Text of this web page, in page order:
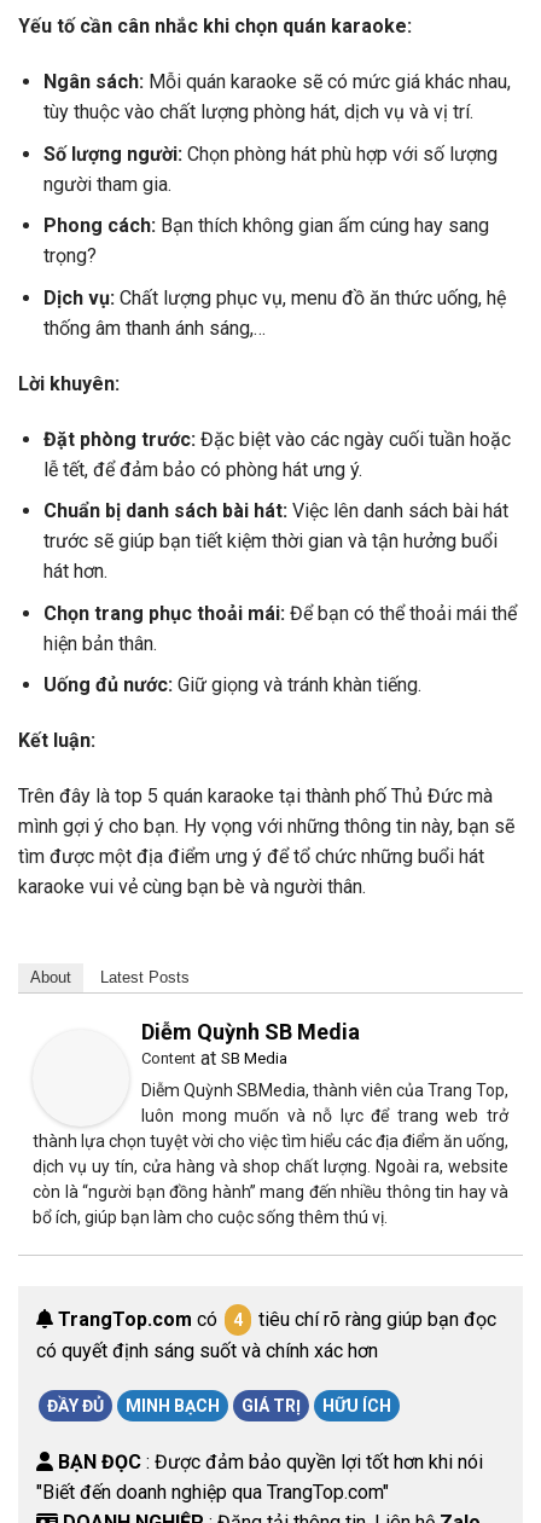
Yếu tố cần cân nhắc khi chọn quán karaoke:
Ngân sách:Mỗi quán karaoke sẽ có mức giá khác nhau,
tùy thuộc vào chất lượng phòng hát, dịch vụ và vị trí.
Số lượng người:Chọn phòng hát phù hợp với số lượng
người tham gia.
Phong cách:Bạn thích không gian ấm cúng hay sang
trọng?
Dịch vụ:Chất lượng phục vụ, menu đồ ăn thức uống, hệ
thống âm thanh ánh sáng,…
Lời khuyên:
Đặt phòng trước:Đặc biệt vào các ngày cuối tuần hoặc
lễ tết, để đảm bảo có phòng hát ưng ý.
Chuẩn bị danh sách bài hát:Việc lên danh sách bài hát
trước sẽ giúp bạn tiết kiệm thời gian và tận hưởng buổi
hát hơn.
Chọn trang phục thoải mái:Để bạn có thể thoải mái thể
hiện bản thân.
Uống đủ nước:Giữ giọng và tránh khàn tiếng.
Kết luận:
Trên đây là top 5 quán karaoke tại thành phố Thủ Đức mà
mình gợi ý cho bạn. Hy vọng với những thông tin này, bạn sẽ
tìm được một địa điểm ưng ý để tổ chức những buổi hát
karaoke vui vẻ cùng bạn bè và người thân.
About Latest Posts
Diễm Quỳnh SB Media
Content at SB Media
Diễm Quỳnh SBMedia, thành viên của Trang Top,
luôn mong muốn và nỗ lực để trang web trở
thành lựa chọn tuyệt vời cho việc tìm hiểu các địa điểm ăn uống,
dịch vụ uy tín, cửa hàng và shop chất lượng. Ngoài ra, website
còn là “người bạn đồng hành” mang đến nhiều thông tin hay và
bổ ích, giúp bạn làm cho cuộc sống thêm thú vị.
TrangTop.com có 4
tiêu chí rõ ràng giúp bạn đọc
có quyết định sáng suốt và chính xác hơn
ĐẦY ĐỦ MINH BẠCH GIÁ TRỊ HỮU ÍCH
BẠN ĐỌC : Được đảm bảo quyền lợi tốt hơn khi nói
"Biết đến doanh nghiệp qua TrangTop.com"